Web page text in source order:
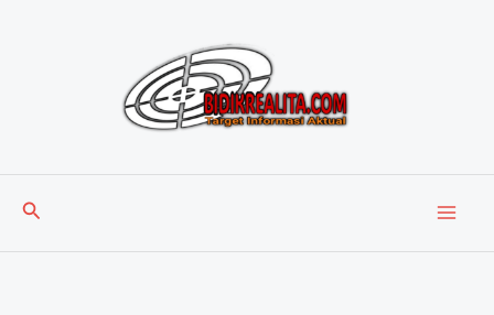
Cari